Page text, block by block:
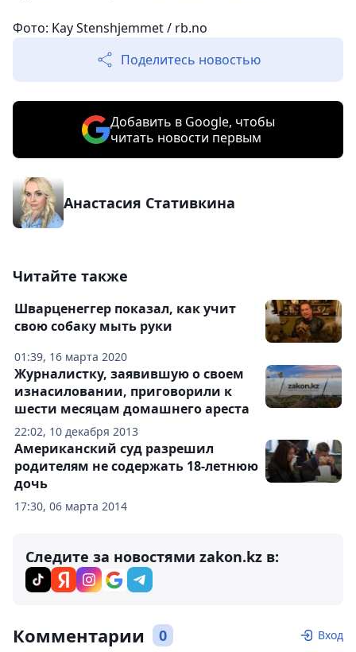
Фото: Kay Stenshjemmet / rb.no
Поделитесь новостью
Добавить в Google, чтобы
читать новости первым
Анастасия Стативкина
Читайте также
01:39, 16 марта 2020
Шварценеггер показал, как учит
свою собаку мыть руки
22:02, 10 декабря 2013
Журналистку, заявившую о своем
изнасиловании, приговорили к
шести месяцам домашнего ареста
17:30, 06 марта 2014
Американский суд разрешил
родителям не содержать 18-летнюю
дочь
Следите за новостями zakon.kz в:
Комментарии 0 Вход